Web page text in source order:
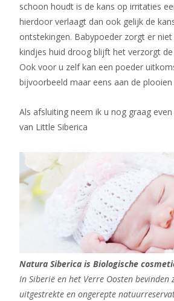
schoon houdt is de kans op irritaties
hierdoor verlaagt dan ook gelijk de
ontstekingen. Babypoeder zorgt er
kindjes huid droog blijft het verzorgt
Ook voor u zelf kan een poeder
bijvoorbeeld maar eens aan de
Als afsluiting neem ik u nog graag
van Little Siberica
Natura Siberica is Biologische
In Siberië en het Verre Oosten bevinden
uitgestrekte en ongerepte